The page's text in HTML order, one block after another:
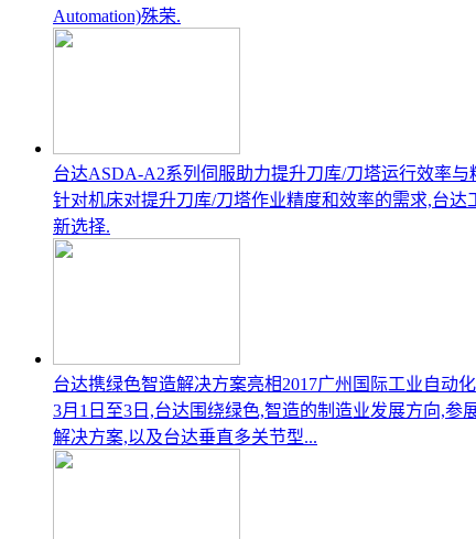
Automation)殊荣.
台达ASDA-A2系列伺服助力提升刀库/刀塔运行效率与
针对机床对提升刀库/刀塔作业精度和效率的需求,台
新选择.
台达携绿色智造解决方案亮相2017广州国际工业自动
3月1日至3日,台达围绕绿色,智造的制造业发展方向,
解决方案,以及台达垂直多关节型...